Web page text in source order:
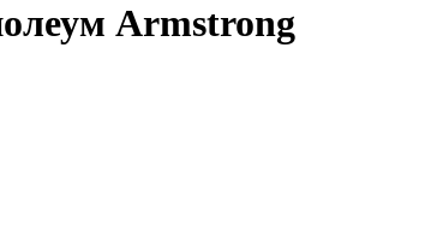
Armstrong